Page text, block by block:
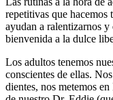
repetitivas que hacemos
ayudan a ralentizarnos
bienvenida a la dulce
Los adultos tenemos
conscientes de ellas.
dientes, nos metemos